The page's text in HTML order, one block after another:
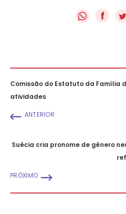
f
Comissão do Estatuto da Família
atividades
ANTERIOR
Suécia cria pronome de gênero
PRÓXIMO